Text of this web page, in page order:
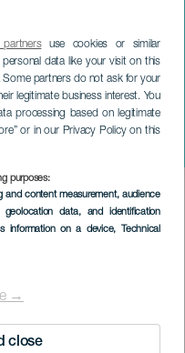
use cookies or similar
data like your visit on this
Some partners do not ask for your
legitimate business interest. You
processing based on legitimate
or in our Privacy Policy on this
purposes:
and content measurement, audience
data, and identification
information on a device, Technical
→
close